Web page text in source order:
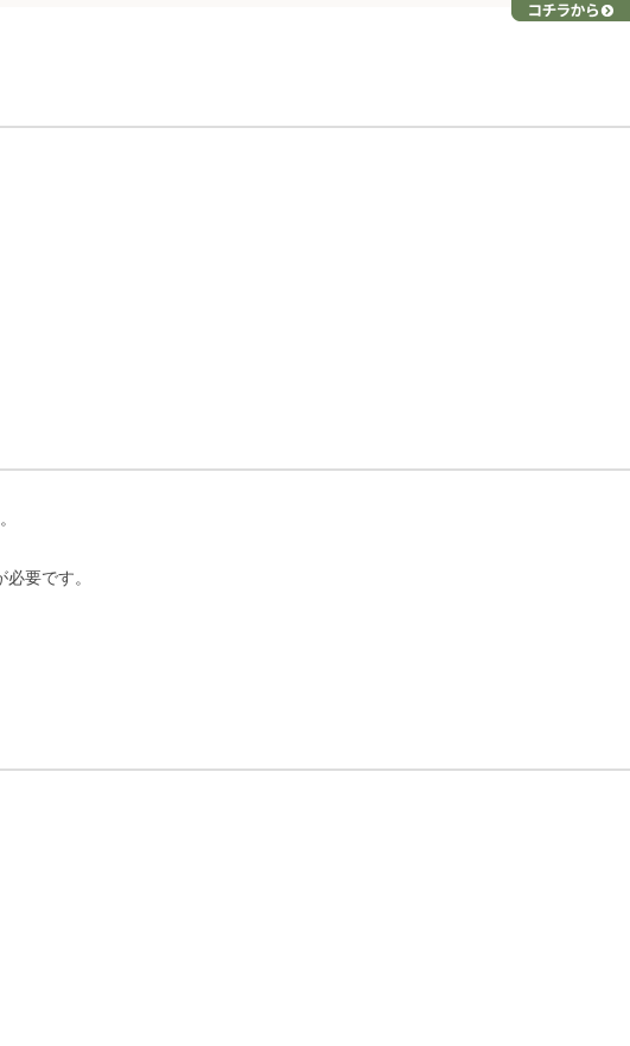
必要です。